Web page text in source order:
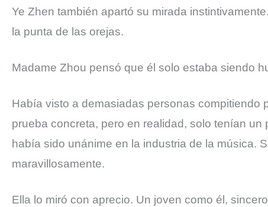
Ye Zhen también apartó su mirada
la punta de las orejas.
Madame Zhou pensó que él solo estaba siendo
Había visto a demasiadas personas compitiendo
prueba concreta, pero en realidad, solo tenían
había sido unánime en la industria de la música.
maravillosamente.
Ella lo miró con aprecio. Un joven como él,